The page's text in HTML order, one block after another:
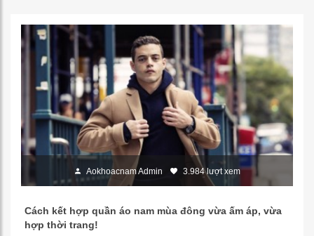
Aokhoacnam Admin 3.984 lượt xem
Cách kết hợp quần áo nam mùa đông vừa ấm áp, vừa
hợp thời trang!